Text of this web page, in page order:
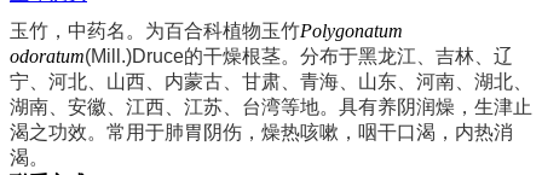
玉竹，中药名。为百合科植物玉竹Polygonatum
odoratum(Mill.)Druce的干燥根茎。分布于黑龙江、吉林、辽
宁、河北、山西、内蒙古、甘肃、青海、山东、河南、湖北、
湖南、安徽、江西、江苏、台湾等地。具有养阴润燥，生津止
渴之功效。常用于肺胃阴伤，燥热咳嗽，咽干口渴，内热消
渴。